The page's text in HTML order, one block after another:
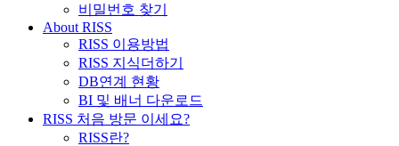
비밀번호 찾기
About RISS
RISS 이용방법
RISS 지식더하기
DB연계 현황
BI 및 배너 다운로드
RISS 처음 방문 이세요?
RISS란?